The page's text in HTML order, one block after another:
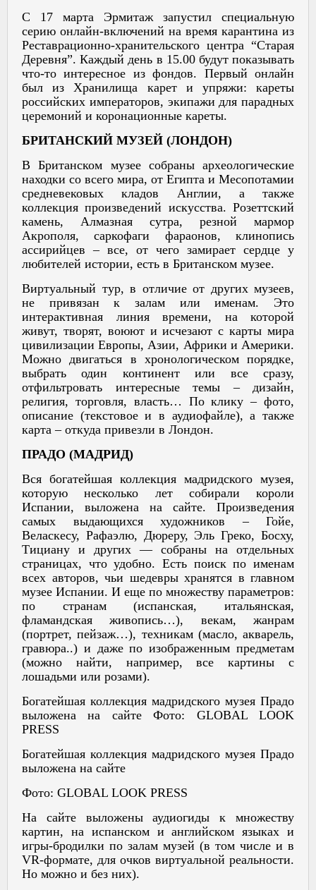
С 17 марта Эрмитаж запустил специальную
серию онлайн-включений на время карантина из
Реставрационно-хранительского центра “Старая
Деревня”. Каждый день в 15.00 будут показывать
что-то интересное из фондов. Первый онлайн
был из Хранилища карет и упряжи: кареты
российских императоров, экипажи для парадных
церемоний и коронационные кареты.
БРИТАНСКИЙ МУЗЕЙ (ЛОНДОН)
В Британском музее собраны археологические
находки со всего мира, от Египта и Месопотамии
средневековых кладов Англии, а также
коллекция произведений искусства. Розеттский
камень, Алмазная сутра, резной мармор
Акрополя, саркофаги фараонов, клинопись
ассирийцев – все, от чего замирает сердце у
любителей истории, есть в Британском музее.
Виртуальный тур, в отличие от других музеев,
не привязан к залам или именам. Это
интерактивная линия времени, на которой
живут, творят, воюют и исчезают с карты мира
цивилизации Европы, Азии, Африки и Америки.
Можно двигаться в хронологическом порядке,
выбрать один континент или все сразу,
отфильтровать интересные темы – дизайн,
религия, торговля, власть… По клику – фото,
описание (текстовое и в аудиофайле), а также
карта – откуда привезли в Лондон.
ПРАДО (МАДРИД)
Вся богатейшая коллекция мадридского музея,
которую несколько лет собирали короли
Испании, выложена на сайте. Произведения
самых выдающихся художников – Гойе,
Веласкесу, Рафаэлю, Дюреру, Эль Греко, Босху,
Тициану и других — собраны на отдельных
страницах, что удобно. Есть поиск по именам
всех авторов, чьи шедевры хранятся в главном
музее Испании. И еще по множеству параметров:
по странам (испанская, итальянская,
фламандская живопись…), векам, жанрам
(портрет, пейзаж…), техникам (масло, акварель,
гравюра..) и даже по изображенным предметам
(можно найти, например, все картины с
лошадьми или розами).
Богатейшая коллекция мадридского музея Прадо
выложена на сайте Фото: GLOBAL LOOK
PRESS
Богатейшая коллекция мадридского музея Прадо
выложена на сайте
Фото: GLOBAL LOOK PRESS
На сайте выложены аудиогиды к множеству
картин, на испанском и английском языках и
игры-бродилки по залам музей (в том числе и в
VR-формате, для очков виртуальной реальности.
Но можно и без них).